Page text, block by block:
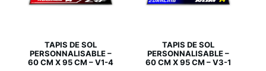
TAPIS DE SOL
PERSONNALISABLE –
60 CM X 95 CM – V1-4
TAPIS DE SOL
PERSONNALISABLE –
60 CM X 95 CM – V3-1